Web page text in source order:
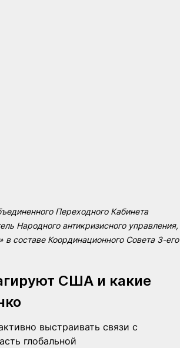
Переходного Кабинета
Народного антикризисного управления,
составе Координационного Совета 3-его
США и какие
выстраивать связи с
глобальной